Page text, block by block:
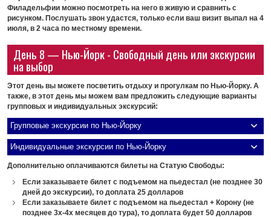
Филадельфии можно посмотреть на него в живую и сравнить с
рисунком. Послушать звон удастся, только если ваш визит выпал на 4
июля, в 2 часа по местному времени.
День 8 — Нью-Йорк - Свободный день или экскурсии
на выбор
Этот день вы можете посветить отдыху и прогулкам по Нью-Йорку. А
также, в этот день мы можем вам предложить следующие варианты
групповых и индивидуальных экскурсий:
Групповые экскурсии по Нью-Йорку
Индивидуальные экскурсии по Нью-Йорку
Дополнительно оплачиваются билеты на Статую Свободы:
Если заказываете билет с подъемом на пьедестал (не позднее 30
дней до экскурсии), то доплата 25 долларов
Если заказываете билет с подъемом на пьедестал + Корону (не
позднее 3х-4х месяцев до тура), то доплата будет 50 долларов